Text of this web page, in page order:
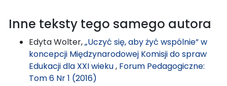
Inne teksty tego samego autora
Edyta Wolter,„Uczyć się, aby żyć wspólnie” w
koncepcji Międzynarodowej Komisji do spraw
Edukacji dla XXI wieku, Forum Pedagogiczne:
Tom 6 Nr 1 (2016)